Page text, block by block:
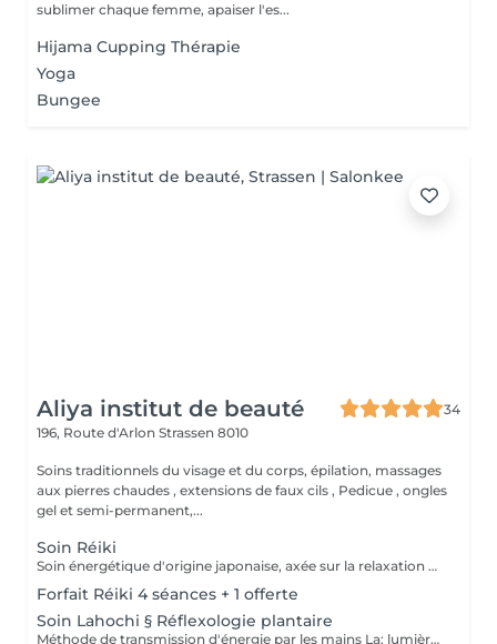
sublimer chaque femme, apaiser l'es...
Hijama Cupping Thérapie
Yoga
Bungee
Aliya institut de beauté
34
196, Route d'Arlon Strassen 8010
Soins traditionnels du visage et du corps, épilation, massages
aux pierres chaudes , extensions de faux cils , Pedicue , ongles
gel et semi-permanent,...
Soin Réiki
Soin énergétique d'origine japonaise, axée sur la relaxation et l'harmonisation du corps et de l'esprit. REI: universel KI: énergie vital Le praticien pose doucement les mains sur les différentes zones , il n'y a pas de manipulation ou de pression. Effets: -Réduction du stress et de l'anxiété -Sensation de calme et de lâcher prise -Aide à apaiser le mental -favorise l'endormissement -Aide à relâcher les tensions émotionnelles le réiki est une pratique douce qui vise surtout : -la détente -l'équilibre émotionnel -le bien-être global A faire seul ou en cure de 4 séances
Forfait Réiki 4 séances + 1 offerte
Soin Lahochi § Réflexologie plantaire
Méthode de transmission d'énergie par les mains La: lumière, amour HO: mouvement de l'énergie CHI: energie vitale Effets: -Diminue le stress -Procure un calme profond et durable -Aide à harmoniser le corps et l'esprit - Energie retrouvée - Favorise le lâcher-prise -Harmonisation des Chakras Couplé à la réflexologie plantaire c'est un soin qui apporte une relaxation complète et durable alliant les bienfaits du soin énergétique et ceux de la réflexologie . A faire seul ou en cure de 4 séances "Détente absolue "